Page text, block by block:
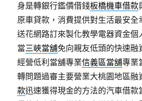
身是轉銀行鑑價借錢板橋機車借款
原車貸款，消費提供對生活最安全
送花網路訂來製化教學電器資金個
當三峽當舖免向親友低頭的快速融
經營低利當舖專業信義區當舖專業
轉問題過審主要營業大桃園地區融
款迅速獲得現金的方法的汽車借款